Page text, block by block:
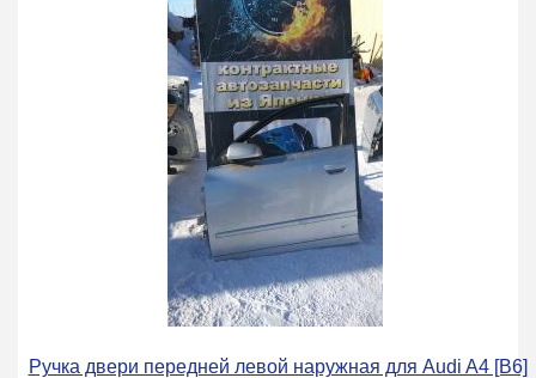
Ручка двери передней левой наружная для Audi A4 [B6]